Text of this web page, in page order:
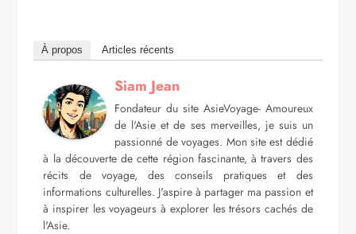
À propos Articles récents
Siam Jean
Fondateur du site AsieVoyage- Amoureux
de l'Asie et de ses merveilles, je suis un
passionné de voyages. Mon site est dédié
à la découverte de cette région fascinante, à travers des
récits de voyage, des conseils pratiques et des
informations culturelles. J'aspire à partager ma passion et
à inspirer les voyageurs à explorer les trésors cachés de
l'Asie.